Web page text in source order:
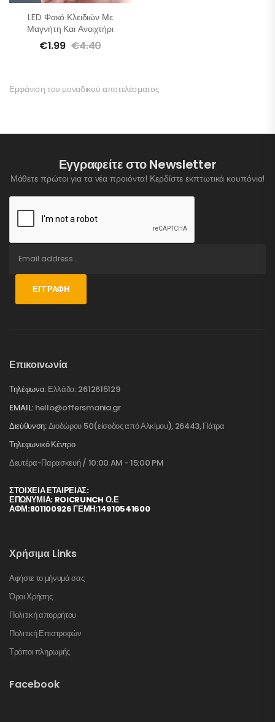
LED Φακό Κλειδιών Με
Μαγνήτη Και Ανοιχτήρι
€1.99 €4.40
Εμφάνιση του μοναδικού αποτελέσματος
Εγγραφείτε στο Newsletter
Μάθετε πρώτοι για τα νέα προιόντα! Κερδίστε εκπτωτικά κουπόνια!
ΕΓΓΡΑΦΉ
Επικοινωνία
Τηλέφωνα: Ελλάδα: 2612615129
EMAIL: hello@offersmania.gr
Διεύθυνση:Διοδώρου 50(είσοδος από Αλκίμου), 26443, Πάτρα
Τηλεφωνικό Κέντρο
Δευτέρα-Παρασκευή / 10:00 AM - 15:00 PM
ΣΤΟΙΧΕΊΑ ΕΤΑΙΡΕΊΑΣ:
ΕΠΩΝΥΜΙΑ: ROICRUNCH Ο.Ε
ΑΦΜ:801100926 ΓΕΜΗ:14910541600
Χρήσιμα Links
Αφήστε το μήνυμά σας
Όροι Χρήσης
Πολιτική απορρήτου
Πολιτική Επιστροφών
Τρόποι πληρωμής
Facebook